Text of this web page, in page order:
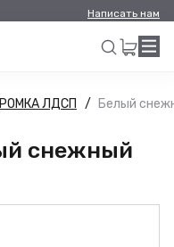
Написать нам
Искать
ЛДСП Белый
снежный